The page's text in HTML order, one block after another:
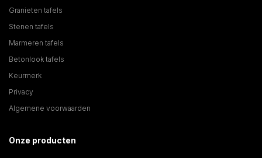
Granieten tafels
Stenen tafels
Marmeren tafels
Betonlook tafels
Keurmerk
Privacy
Algemene voorwaarden
Onze producten